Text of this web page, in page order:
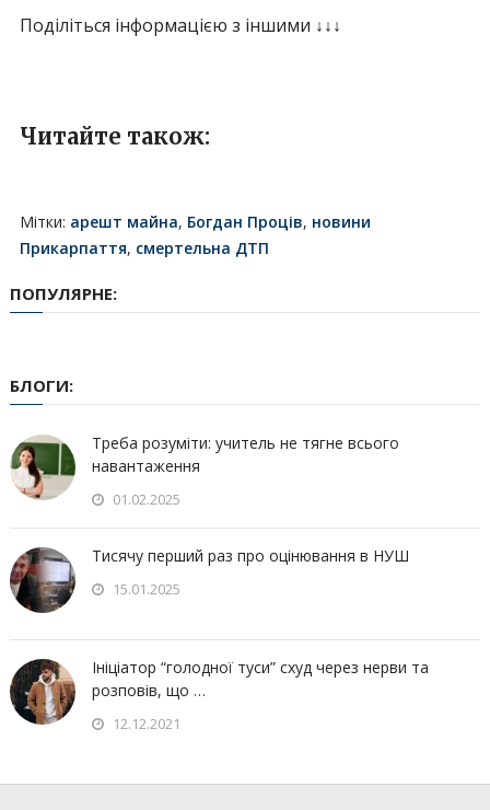
Поділіться інформацією з іншими ↓↓↓
Читайте також:
Мітки: арешт майна, Богдан Проців, новини
Прикарпаття, смертельна ДТП
ПОПУЛЯРНЕ:
БЛОГИ:
Треба розуміти: учитель не тягне всього
навантаження
01.02.2025
Тисячу перший раз про оцінювання в НУШ
15.01.2025
Ініціатор “голодної туси” схуд через нерви та
розповів, що …
12.12.2021